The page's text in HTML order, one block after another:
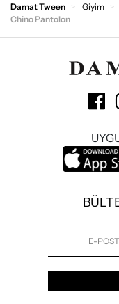
Damat Tween Giyim
Chino Pantolon